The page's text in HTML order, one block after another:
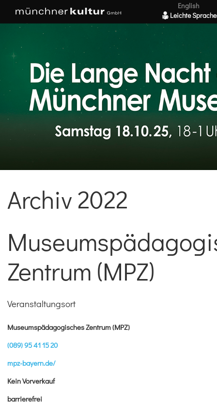
English
Leichte Sprache
Archiv 2022
Zentrum (MPZ)
Veranstaltungsort
Museumspädagogisches Zentrum (MPZ)
(089) 95 41 15 20
mpz-bayern.de/
Kein Vorverkauf
barrierefrei